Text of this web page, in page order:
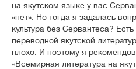
на якутском языке у вас
«нет». Но тогда я задалась
культура без Сервантеса?
переводной якутской
плохо. И поэтому я
«Всемирная литература на